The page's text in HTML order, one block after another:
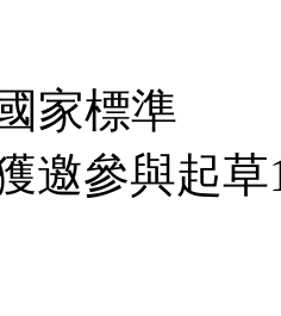
家標準
邀參與起